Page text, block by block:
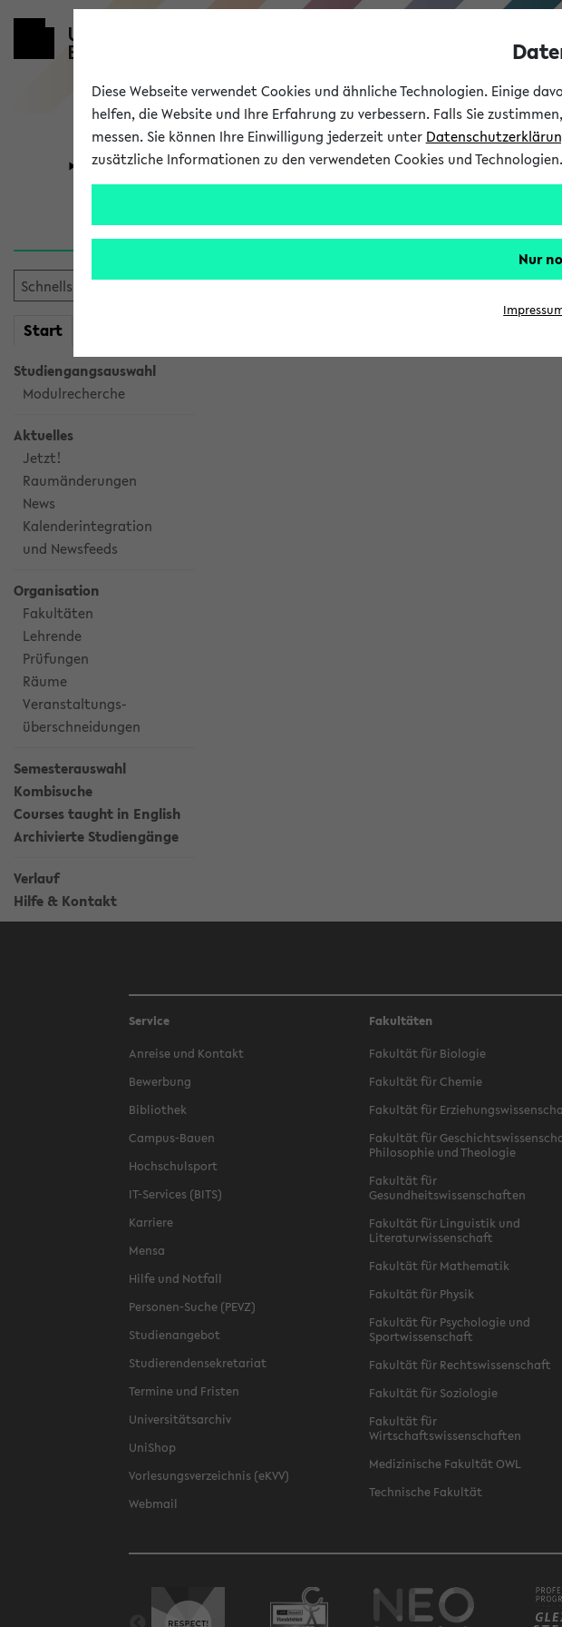
Universität Forschung Studium
Start
Studiengangsauswahl
Modulrecherche
Aktuelles
Jetzt!
Raumänderungen
News
Kalenderintegration
und Newsfeeds
Organisation
Fakultäten
Lehrende
Prüfungen
Räume
Veranstaltungs-
überschneidungen
Semesterauswahl
Kombisuche
Courses taught in English
Archivierte Studiengänge
Verlauf
Hilfe & Kontakt
Verlauf
Service
Anreise und Kontakt
Bewerbung
Bibliothek
Campus-Bauen
Hochschulsport
IT-Services (BITS)
Karriere
Mensa
Hilfe und Notfall
Personen-Suche (PEVZ)
Studienangebot
Studierendensekretariat
Termine und Fristen
Universitätsarchiv
UniShop
Vorlesungsverzeichnis (eKVV)
Webmail
Fakultäten
Fakultät für Biologie
Fakultät für Chemie
Fakultät für
Fakultät für
Philosophie und Theologie
Fakultät für
Gesundheitswissenschaften
Fakultät für Linguistik und
Literaturwissenschaft
Fakultät für Mathematik
Fakultät für Physik
Fakultät für Psychologie und
Sportwissenschaft
Fakultät für Rechtswissenschaft
Fakultät für Soziologie
Fakultät für
Wirtschaftswissenschaften
Medizinische Fakultät OWL
Technische Fakultät
Diese Webseite verwendet Cookies und ähnliche Technologien. Einige
helfen, die Website und Ihre Erfahrung zu verbessern. Falls Sie
messen. Sie können Ihre Einwilligung jederzeit unter
zusätzliche Informationen zu den verwendeten Cookies und Technologien.
Nur